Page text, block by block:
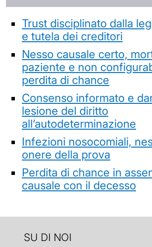
Trust disciplinato dalla
e tutela dei creditori
Nesso causale certo,
paziente e non
perdita di chance
Consenso informato e
lesione del diritto
all’autodeterminazione
Infezioni nosocomiali,
onere della prova
Perdita di chance in
causale con il decesso
SU DI NOI